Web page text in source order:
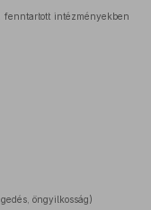
intézményekben
öngyilkosság)